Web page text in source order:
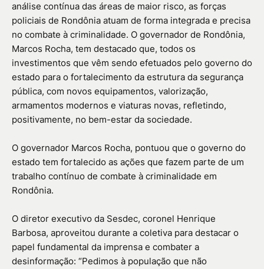
análise contínua das áreas de maior risco, as forças
policiais de Rondônia atuam de forma integrada e precisa
no combate à criminalidade. O governador de Rondônia,
Marcos Rocha, tem destacado que, todos os
investimentos que vêm sendo efetuados pelo governo do
estado para o fortalecimento da estrutura da segurança
pública, com novos equipamentos, valorização,
armamentos modernos e viaturas novas, refletindo,
positivamente, no bem-estar da sociedade.
O governador Marcos Rocha, pontuou que o governo do
estado tem fortalecido as ações que fazem parte de um
trabalho contínuo de combate à criminalidade em
Rondônia.
O diretor executivo da Sesdec, coronel Henrique
Barbosa, aproveitou durante a coletiva para destacar o
papel fundamental da imprensa e combater a
desinformação: “Pedimos à população que não